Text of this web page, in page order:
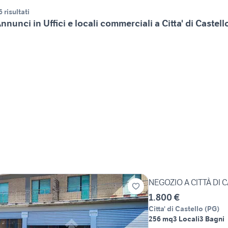
risultati
in Uffici e locali commerciali a Citta' di
NEGOZIO A CITTÀ DI
1.800 €
Citta' di Castello (PG)
256 mq3 Locali3 Bagni